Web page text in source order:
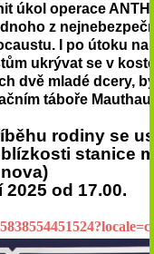
úkol operace
z
I po útoku na
ukrývat se v
dvě mladé dcery,
táboře
rodiny se
stanice
od 17.00.